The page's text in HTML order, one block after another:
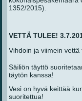
1352/2015).
VETTÄ TULEE!
Vihdoin ja viimein
Säiliön täyttö
täytön kanssa!
Vesi on hyvä keittää
suoritettua!